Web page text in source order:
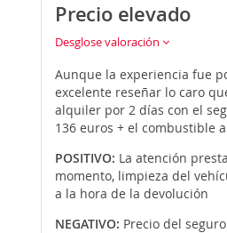
Precio elevado
Desglose valoración
Aunque la experiencia fue
excelente reseñar lo caro
alquiler por 2 días con el
136 euros + el combustible
POSITIVO: La atención
momento, limpieza del
a la hora de la devolución
NEGATIVO: Precio del seguro